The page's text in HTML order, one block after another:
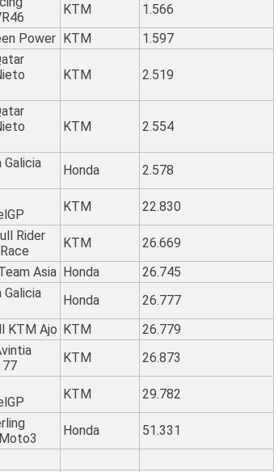
KTM
1.566
Power KTM 1.597
KTM 2.519
KTM 2.554
Galicia
Honda 2.578
KTM 22.830
Rider
KTM
26.669
Asia Honda
26.745
Galicia
Honda
26.777
KTM Ajo KTM
26.779
77
KTM 26.873
KTM 29.782
Honda
51.331